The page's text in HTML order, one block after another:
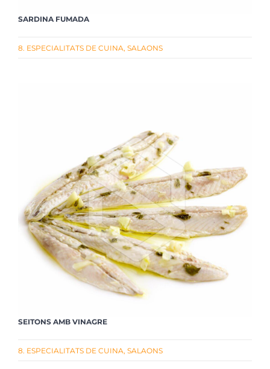
SARDINA FUMADA
8. ESPECIALITATS DE CUINA, SALAONS
SEITONS AMB VINAGRE
8. ESPECIALITATS DE CUINA, SALAONS